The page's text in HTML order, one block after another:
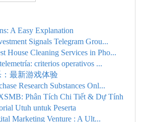
A Easy Explanation
Signals Telegram Grou...
House Cleaning Services in Pho...
criterios operativos ...
最新游戏体验
Research Substances Onl...
Phân Tích Chi Tiết & Dự Tính
Utuh untuk Peserta
Marketing Venture : A Ult...